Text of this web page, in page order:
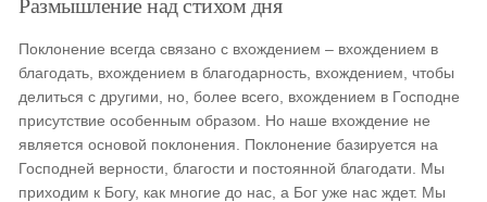
Поклонение всегда связано с вхождением – вхождением в
благодать, вхождением в благодарность, вхождением, чтобы
делиться с другими, но, более всего, вхождением в Господне
присутствие особенным образом. Но наше вхождение не
является основой поклонения. Поклонение базируется на
Господней верности, благости и постоянной благодати. Мы
приходим к Богу, как многие до нас, а Бог уже нас ждет. Мы